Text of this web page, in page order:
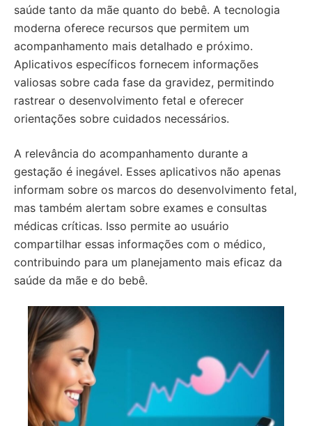
saúde tanto da mãe quanto do bebê. A tecnologia
moderna oferece recursos que permitem um
acompanhamento mais detalhado e próximo.
Aplicativos específicos fornecem informações
valiosas sobre cada fase da gravidez, permitindo
rastrear o desenvolvimento fetal e oferecer
orientações sobre cuidados necessários.
A relevância do acompanhamento durante a
gestação é inegável. Esses aplicativos não apenas
informam sobre os marcos do desenvolvimento fetal,
mas também alertam sobre exames e consultas
médicas críticas. Isso permite ao usuário
compartilhar essas informações com o médico,
contribuindo para um planejamento mais eficaz da
saúde da mãe e do bebê.